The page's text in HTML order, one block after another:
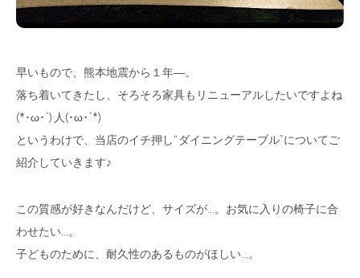
熊本店
Arv
0965-45-9282
早いもので、熊本地震から１年―。
落ち着いてきたし、そろそろ家具もリニューアルしたいですよね
(*･ω･`) 人(･ω･`*)
というわけで、当店のイチ押し“ダイニングテーブル”についてご
紹介していきます♪
この質感が好きなんだけど、サイズが…。お気に入りの椅子に合
わせたい…。
子どものために、耐久性のあるものがほしい…。